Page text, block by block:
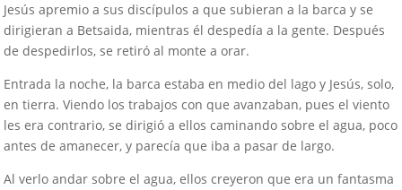
Jesús apremio a sus discípulos a que subieran a la barca y se
dirigieran a Betsaida, mientras él despedía a la gente. Después
de despedirlos, se retiró al monte a orar.
Entrada la noche, la barca estaba en medio del lago y Jesús, solo,
en tierra. Viendo los trabajos con que avanzaban, pues el viento
les era contrario, se dirigió a ellos caminando sobre el agua, poco
antes de amanecer, y parecía que iba a pasar de largo.
Al verlo andar sobre el agua, ellos creyeron que era un fantasma